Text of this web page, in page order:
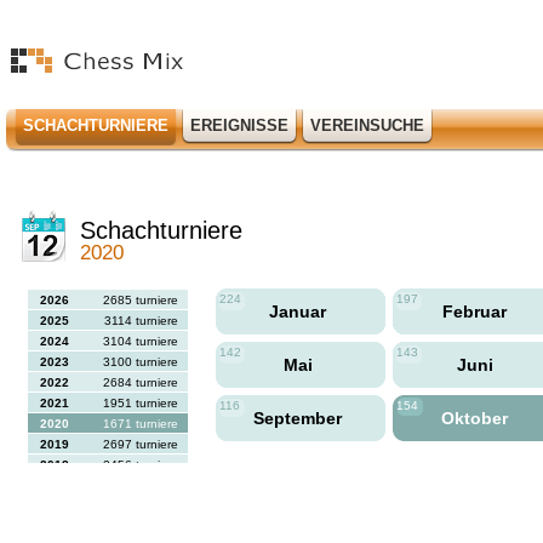
SCHACHTURNIERE EREIGNISSE VEREINSUCHE
Schachturniere
2020
2026
2685 turniere
2025
3114 turniere
2024
3104 turniere
2023
3100 turniere
2022
2684 turniere
2021
1951 turniere
2020
1671 turniere
2019
2697 turniere
2018
2456 turniere
224
Januar
197
Februar
142
Mai
143
Juni
116
September
154
Oktober